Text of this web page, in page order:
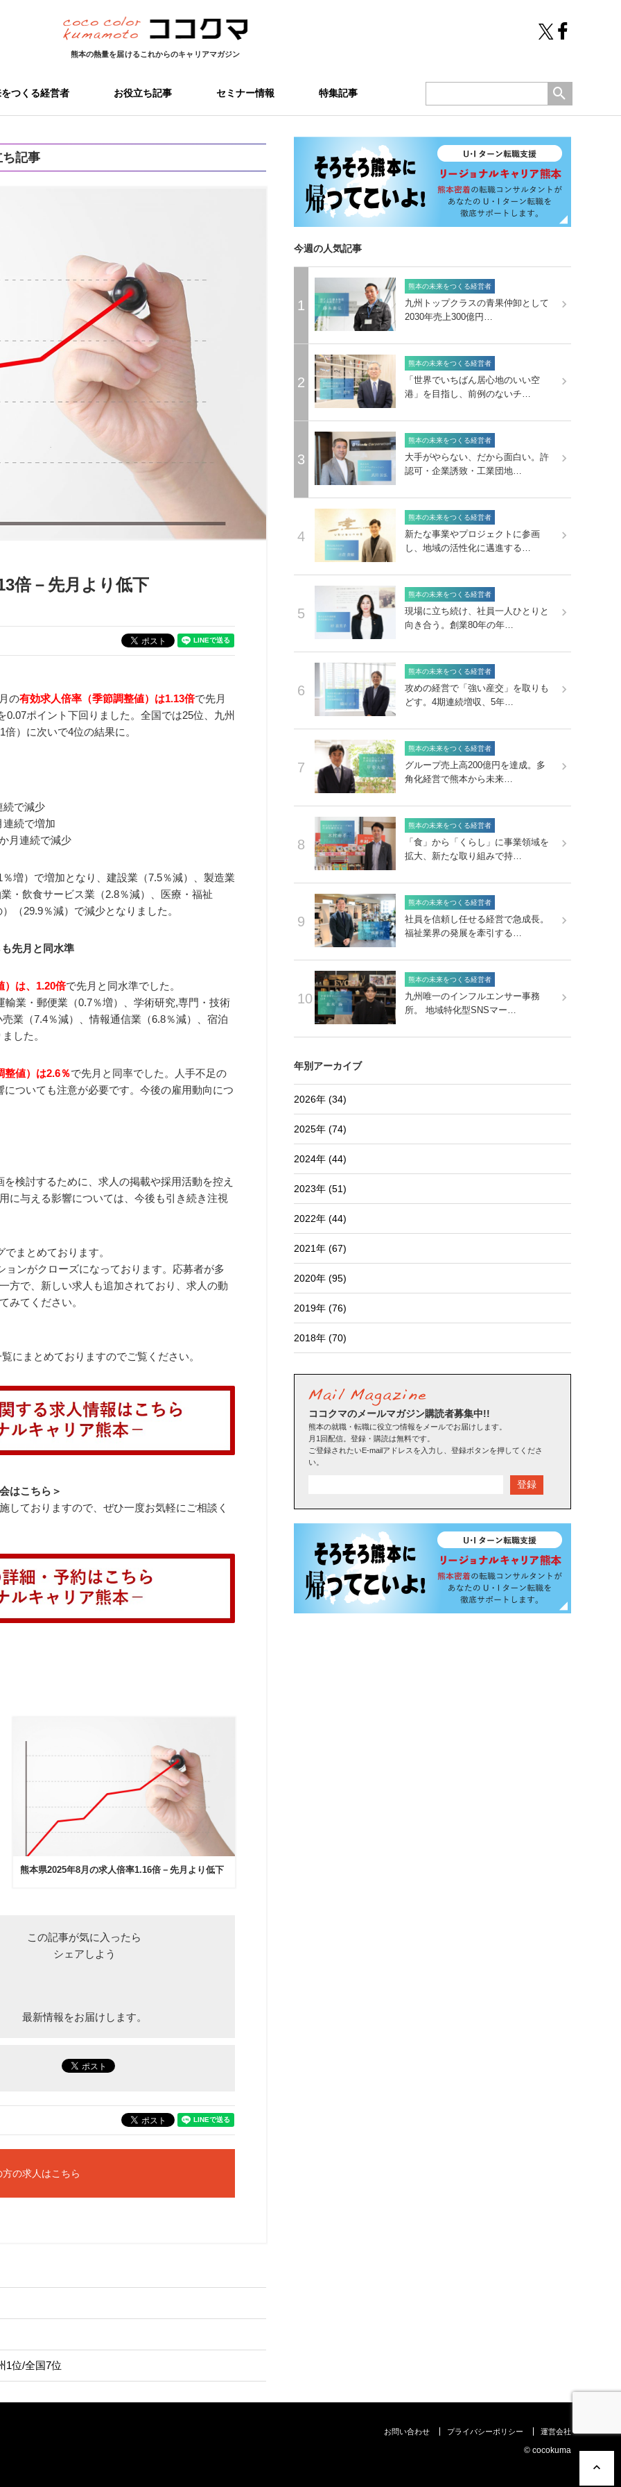
熊本の熱量を届けるこれからのキャリアマガジン
つくる経営者 お役立ち記事 セミナー情報 特集記事
記事
倍－先月より低下
の有効求人倍率（季節調整値）は1.13倍で先月
0.07ポイント下回りました。全国では25位、九州
）に次いで4位の結果に。
で減少
続で増加
月連続で減少
増）で増加となり、建設業（7.5％減）、製造業
・飲食サービス業（2.8％減）、医療・福祉
（29.9％減）で減少となりました。
先月と同水準
）は、1.20倍で先月と同水準でした。
業・郵便業（0.7％増）、学術研究,専門・技術
業（7.4％減）、情報通信業（6.8％減）、宿泊
した。
整値）は2.6％で先月と同率でした。人手不足の
ついても注意が必要です。今後の雇用動向につ
検討するために、求人の掲載や採用活動を控え
に与える影響については、今後も引き続き注視
まとめております。
ンがクローズになっております。応募者が多
方で、新しい求人も追加されており、求人の動
みてください。
にまとめておりますのでご覧ください。
はこちら＞
しておりますので、ぜひ一度お気軽にご相談く
熊本県2025年8月の求人倍率1.16倍－先月より低下
この記事が気に入ったら
シェアしよう
最新情報をお届けします。
の求人はこちら
位/全国7位
今週の人気記事
1
熊本の未来をつくる経営者
九州トップクラスの青果仲卸として
2030年売上300億円…
2
熊本の未来をつくる経営者
「世界でいちばん居心地のいい空
港」を目指し、前例のないチ…
3
熊本の未来をつくる経営者
大手がやらない、だから面白い。許
認可・企業誘致・工業団地…
4
熊本の未来をつくる経営者
新たな事業やプロジェクトに参画
し、地域の活性化に邁進する…
5
熊本の未来をつくる経営者
現場に立ち続け、社員一人ひとりと
向き合う。創業80年の年…
6
熊本の未来をつくる経営者
攻めの経営で「強い産交」を取りも
どす。4期連続増収、5年…
7
熊本の未来をつくる経営者
グループ売上高200億円を達成。多
角化経営で熊本から未来…
8
熊本の未来をつくる経営者
「食」から「くらし」に事業領域を
拡大、新たな取り組みで持…
9
熊本の未来をつくる経営者
社員を信頼し任せる経営で急成長。
福祉業界の発展を牽引する…
10
熊本の未来をつくる経営者
九州唯一のインフルエンサー事務
所。 地域特化型SNSマー…
年別アーカイブ
2026年 (34)
2025年 (74)
2024年 (44)
2023年 (51)
2022年 (44)
2021年 (67)
2020年 (95)
2019年 (76)
2018年 (70)
ココクマのメールマガジン購読者募集中!!
熊本の就職・転職に役立つ情報をメールでお届けします。
月1回配信。登録・購読は無料です。
ご登録されたいE-mailアドレスを入力し、登録ボタンを押してくださ
い。
登録
お問い合わせ プライバシーポリシー 運営会社
©︎ cocokuma